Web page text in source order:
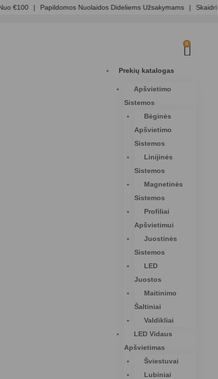
€100 | Papildomos Nuolaidos Dideliems Užsakymams | Skaidri
0
Prekių katalogas
Apšvietimo
Sistemos
Bėginės
Apšvietimo
Sistemos
Linijinės
Sistemos
Magnetinės
Sistemos
Profiliai
Apšvietimui
Juostinės
Sistemos
LED
Juostos
Maitinimo
Šaltiniai
Valdikliai
LED Vidaus
Apšvietimas
Šviestuvai
Lubiniai